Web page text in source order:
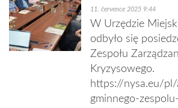
11. července 2025 9:44
W Urzędzie
odbyło się
Zespołu
Kryzysowego.
https://nysa.eu/
gminnego-